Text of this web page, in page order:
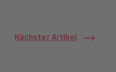
Nächster Artikel